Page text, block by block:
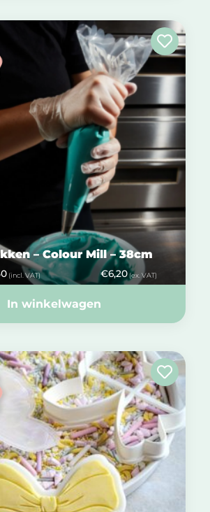
– Colour Mill – 38cm
(incl. VAT) €6,20 (ex. VAT)
In winkelwagen